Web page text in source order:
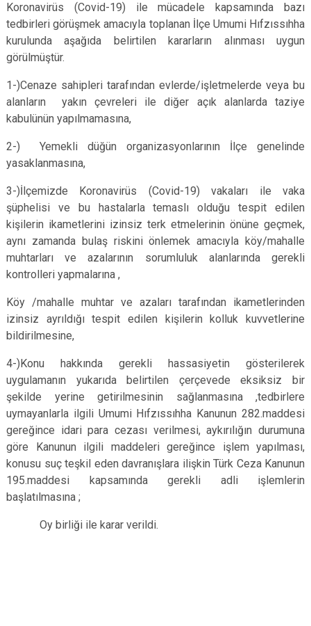
Koronavirüs (Covid-19) ile mücadele kapsamında bazı
tedbirleri görüşmek amacıyla toplanan İlçe Umumi Hıfzıssıhha
kurulunda aşağıda belirtilen kararların alınması uygun
görülmüştür.
1-)Cenaze sahipleri tarafından evlerde/işletmelerde veya bu
alanların yakın çevreleri ile diğer açık alanlarda taziye
kabulünün yapılmamasına,
2-) Yemekli düğün organizasyonlarının İlçe genelinde
yasaklanmasına,
3-)İlçemizde Koronavirüs (Covid-19) vakaları ile vaka
şüphelisi ve bu hastalarla temaslı olduğu tespit edilen
kişilerin ikametlerini izinsiz terk etmelerinin önüne geçmek,
aynı zamanda bulaş riskini önlemek amacıyla köy/mahalle
muhtarları ve azalarının sorumluluk alanlarında gerekli
kontrolleri yapmalarına ,
Köy /mahalle muhtar ve azaları tarafından ikametlerinden
izinsiz ayrıldığı tespit edilen kişilerin kolluk kuvvetlerine
bildirilmesine,
4-)Konu hakkında gerekli hassasiyetin gösterilerek
uygulamanın yukarıda belirtilen çerçevede eksiksiz bir
şekilde yerine getirilmesinin sağlanmasına ,tedbirlere
uymayanlarla ilgili Umumi Hıfzıssıhha Kanunun 282.maddesi
gereğince idari para cezası verilmesi, aykırılığın durumuna
göre Kanunun ilgili maddeleri gereğince işlem yapılması,
konusu suç teşkil eden davranışlara ilişkin Türk Ceza Kanunun
195.maddesi kapsamında gerekli adli işlemlerin
başlatılmasına ;
Oy birliği ile karar verildi.